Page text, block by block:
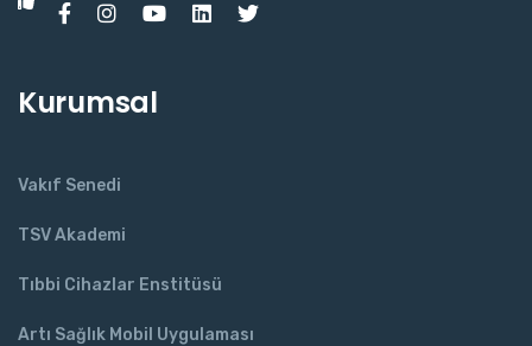
Kurumsal
Vakıf Senedi
TSV Akademi
Tıbbi Cihazlar Enstitüsü
Artı Sağlık Mobil Uygulaması